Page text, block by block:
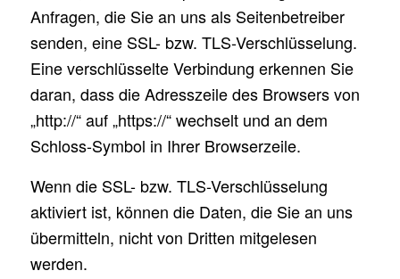
Anfragen, die Sie an uns als Seitenbetreiber
senden, eine SSL- bzw. TLS-Verschlüsselung.
Eine verschlüsselte Verbindung erkennen Sie
daran, dass die Adresszeile des Browsers von
„http://“ auf „https://“ wechselt und an dem
Schloss-Symbol in Ihrer Browserzeile.
Wenn die SSL- bzw. TLS-Verschlüsselung
aktiviert ist, können die Daten, die Sie an uns
übermitteln, nicht von Dritten mitgelesen
werden.